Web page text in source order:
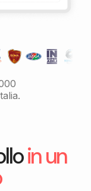
in un